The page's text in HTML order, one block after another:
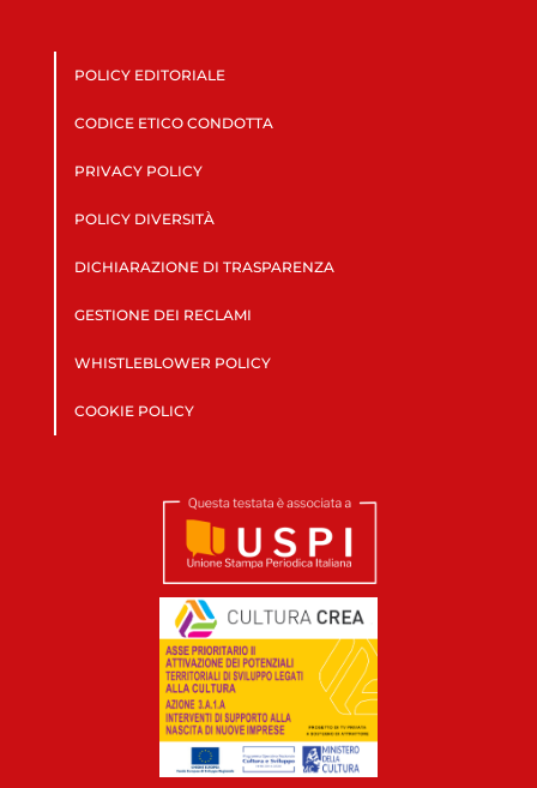
POLICY EDITORIALE
CODICE ETICO CONDOTTA
PRIVACY POLICY
POLICY DIVERSITÀ
DICHIARAZIONE DI TRASPARENZA
GESTIONE DEI RECLAMI
WHISTLEBLOWER POLICY
COOKIE POLICY